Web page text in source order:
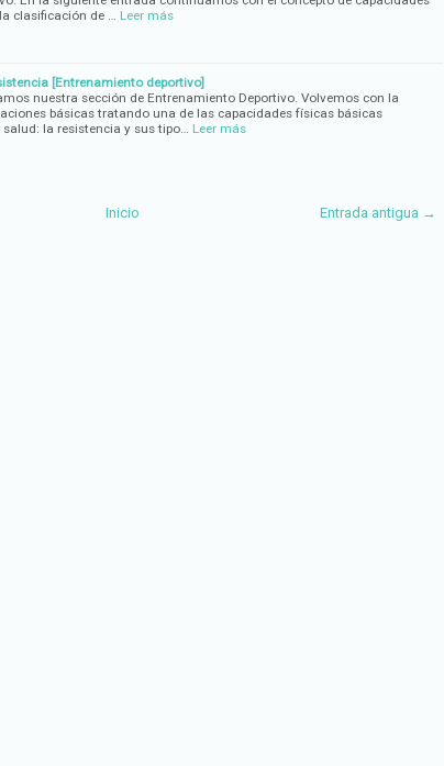
clasificación de …
Leer más
[Entrenamiento deportivo]
nuestra sección de Entrenamiento Deportivo. Volvemos con la
básicas tratando una de las capacidades físicas básicas
la resistencia y sus tipo…
Leer más
Entrada antigua →
Inicio